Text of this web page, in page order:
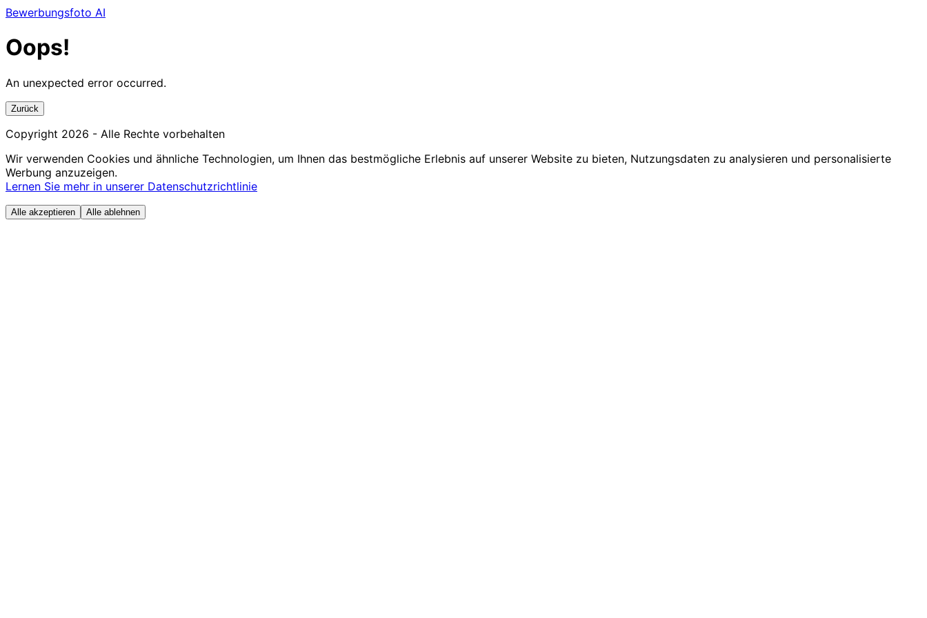
Bewerbungsfoto AI
Oops!
An unexpected error occurred.
Zurück
Copyright 2026 - Alle Rechte vorbehalten
Wir verwenden Cookies und ähnliche Technologien, um Ihnen das bestmögliche Erlebnis auf unserer Website zu bieten, Nutzungsdaten zu analysieren und personalisierte
Werbung anzuzeigen.
Lernen Sie mehr in unserer Datenschutzrichtlinie
Alle akzeptieren Alle ablehnen